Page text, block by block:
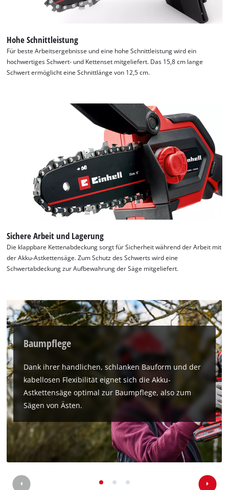
visitor. The website owner needs to setup
the site with their CMP to add this content
Management Platform
Hohe Schnittleistung
Für beste Arbeitsergebnisse und eine hohe Schnittleistung wird ein
hochwertiges Schwert- und Kettenset mitgeliefert. Das 15,8 cm lange
Schwert ermöglicht eine Schnittlänge von 12,5 cm.
Sichere Arbeit und Lagerung
Die klappbare Kettenabdeckung sorgt für Sicherheit während der Arbeit mit
der Akku-Astkettensäge. Zum Schutz des Schwerts wird eine
Schwertabdeckung zur Aufbewahrung der Säge mitgeliefert.
Baumpflege
Dank ihrer handlichen, schlanken Bauform und der
kabellosen Flexibilität eignet sich die Akku-
Astkettensäge optimal zur Baumpflege, also zum
Sägen von Ästen.